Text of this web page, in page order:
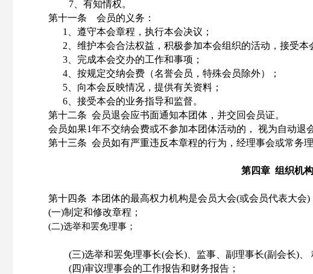
7、有知情权。
第十一条 会员的义务：
1、遵守本会章程，执行本会决议；
2、维护本会合法权益，积极参加本会组织的活动，接受本
3、完成本会交办的工作和事项；
4、按规定交纳会费（名誉会员，特殊会员除外）；
5、向本会反映情况，提供有关资料；
6、接受本会的业务指导和监督。
第十二条 会员退会应书面通知本团体，并交回会员证。
会员如果1年不交纳会费或不参加本团体活动的， 视为自动退会
第十三条 会员如有严重违反本章程的行为，经理事会或常务
第四章 组织机
第十四条 本团体的最高权力机构是会员大会(或会员代表大会)
(一)制定和修改章程；
(二)选举和罢免理事；
(三)选举和罢免理事长(会长)、监事、副理事长(副会长)、
(四)审议理事会的工作报告和财务报告；